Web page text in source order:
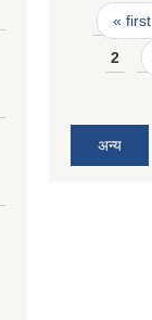
Pages
« first
2
अन्य